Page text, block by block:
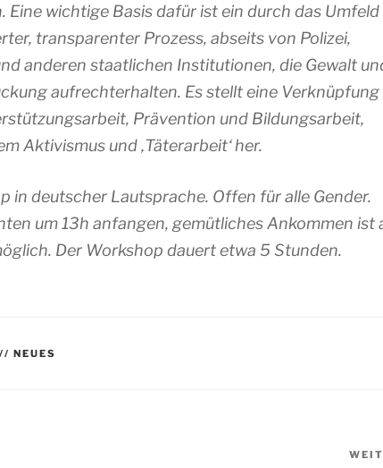
Eine wichtige Basis dafür ist ein durch das Umfeld
transparenter Prozess, abseits von Polizei,
anderen staatlichen Institutionen, die Gewalt
aufrechterhalten. Es stellt eine Verknüpfung
Prävention und Bildungsarbeit,
Aktivismus und ‚Täterarbeit‘ her.
in deutscher Lautsprache. Offen für alle Gender.
um 13h anfangen, gemütliches Ankommen ist
Der Workshop dauert etwa 5 Stunden.
NEUES